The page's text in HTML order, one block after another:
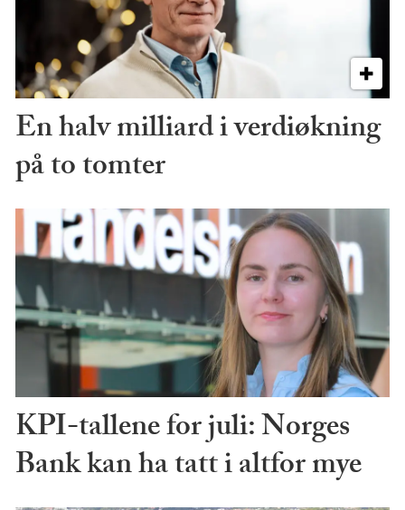
En halv milliard i verdiøkning
på to tomter
KPI-tallene for juli: Norges
Bank kan ha tatt i altfor mye